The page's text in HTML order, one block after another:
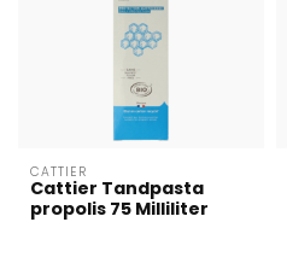
CATTIER
Cattier Tandpasta
propolis 75 Milliliter